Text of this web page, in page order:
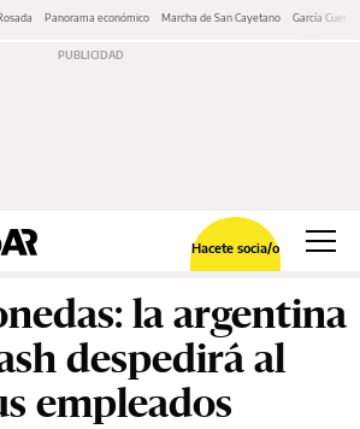
Panorama económico Marcha de San Cayetano García Cuerva
Hacete socia/o
la argentina
despedirá al
empleados